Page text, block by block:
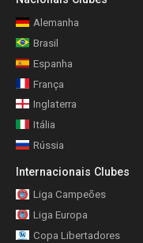
Alemanha
Brasil
Espanha
França
Inglaterra
Itália
Rússia
Internacionais Clubes
Liga Campeões
Liga Europa
Copa Libertadores